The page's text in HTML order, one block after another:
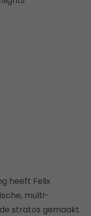
heeft Felix
multi-
stratos gemaakt.